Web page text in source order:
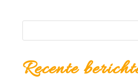
Recente